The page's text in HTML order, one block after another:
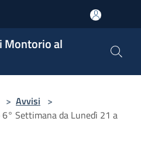
Montorio al
> Avvisi >
Settimana da Lunedì 21 a